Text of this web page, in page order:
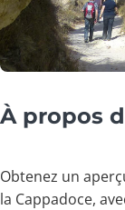
À propos
Obtenez un
la Cappadoce,